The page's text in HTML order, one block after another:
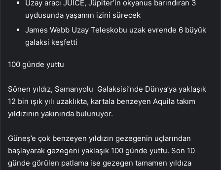
Uzay aracı JUICE, Jüpiter’in okyanus barındıran 3
uydusunda yaşamın izini sürecek
James Webb Uzay Teleskobu uzak evrende 6 büyük
galaksi keşfetti
100 günde yuttu
Sönen yıldız, Samanyolu Galaksisi’nde Dünya’ya yaklaşık
12 bin ışık yılı uzaklıkta, kartala benzeyen Aquila takım
yıldızının yakınında bulunuyor.
Güneş’e çok benzeyen yıldızın gezegenin uçlarından
başlayarak gezegeni yaklaşık 100 günde yuttu. Son 10
günde görülen patlama ise gezegen tamamen yıldıza